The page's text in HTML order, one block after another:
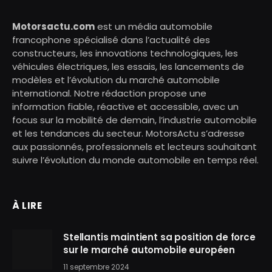
Motorsactu.comest un média automobile
francophone spécialisé dans l’actualité des
constructeurs, les innovations technologiques, les
véhicules électriques, les essais, les lancements de
modèles et l’évolution du marché automobile
international. Notre rédaction propose une
information fiable, réactive et accessible, avec un
focus sur la mobilité de demain, l’industrie automobile
et les tendances du secteur. MotorsActu s’adresse
aux passionnés, professionnels et lecteurs souhaitant
suivre l’évolution du monde automobile en temps réel.
À LIRE
Stellantis maintient sa position de force
sur le marché automobile européen
11 septembre 2024